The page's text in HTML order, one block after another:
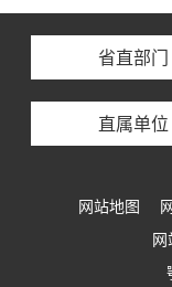
省直部门
直属单位
湖北省住房保
湖北省城乡建设
网站地图